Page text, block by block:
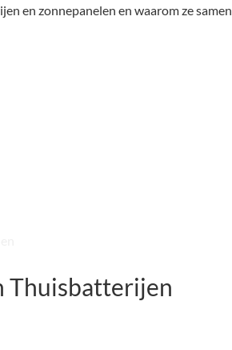
en zonnepanelen en waarom ze samen
Thuisbatterijen